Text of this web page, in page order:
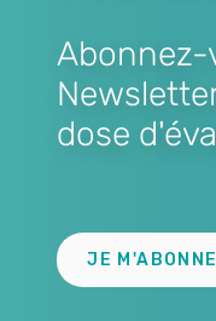
Abonnez-
dose
JE M'ABONNE